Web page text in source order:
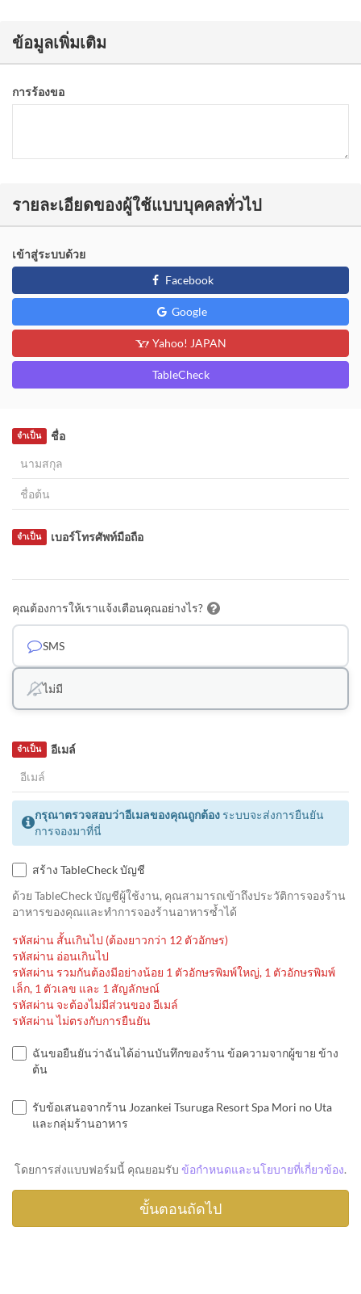
ข้อมูลเพิ่มเติม
การร้องขอ
รายละเอียดของผู้ใช้แบบบุคคลทั่วไป
เข้าสู่ระบบด้วย
Facebook
Google
Yahoo! JAPAN
TableCheck
ชื่อ
จำเป็น
เบอร์โทรศัพท์มือถือ
จำเป็น
คุณต้องการให้เราแจ้งเตือนคุณอย่างไร?
SMS
ไม่มี
อีเมล์
จำเป็น
กรุณาตรวจสอบว่าอีเมลของคุณถูกต้อง ระบบจะส่งการยืนยัน
การจองมาที่นี่
สร้าง TableCheck บัญชี
ด้วย TableCheck บัญชีผู้ใช้งาน, คุณสามารถเข้าถึงประวัติการจองร้าน
อาหารของคุณและทำการจองร้านอาหารซ้ำได้
รหัสผ่าน สั้นเกินไป (ต้องยาวกว่า 12 ตัวอักษร)
รหัสผ่าน อ่อนเกินไป
รหัสผ่าน รวมกันต้องมีอย่างน้อย 1 ตัวอักษรพิมพ์ใหญ่, 1 ตัวอักษรพิมพ์
เล็ก, 1 ตัวเลข และ 1 สัญลักษณ์
รหัสผ่าน จะต้องไม่มีส่วนของ อีเมล์
รหัสผ่าน ไม่ตรงกับการยืนยัน
ฉันขอยืนยันว่าฉันได้อ่านบันทึกของร้าน ข้อความจากผู้ขาย ข้าง
ต้น
รับข้อเสนอจากร้าน Jozankei Tsuruga Resort Spa Mori no Uta
และกลุ่มร้านอาหาร
โดยการส่งแบบฟอร์มนี้ คุณยอมรับ ข้อกำหนดและนโยบายที่เกี่ยวข้อง.